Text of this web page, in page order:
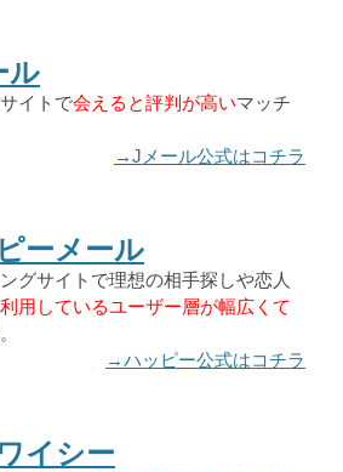
ル
イトで会えると評判が高いマッチ
→Jメール公式はコチラ
ーメール
グサイトで理想の相手探しや恋人
利用しているユーザー層が幅広くて
→ハッピー公式はコチラ
イシー